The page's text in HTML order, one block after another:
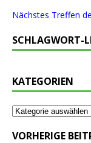
Nächstes Treffen
SCHLAGWORT-
KATEGORIEN
VORHERIGE